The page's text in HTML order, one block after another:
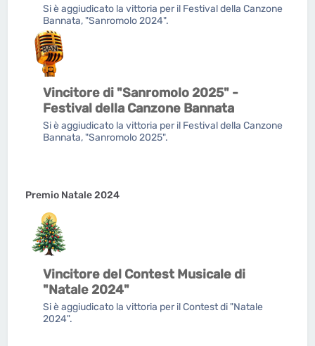
Si è aggiudicato la vittoria per il Festival della Canzone
Bannata, "Sanromolo 2024".
Vincitore di "Sanromolo 2025" -
Festival della Canzone Bannata
Si è aggiudicato la vittoria per il Festival della Canzone
Bannata, "Sanromolo 2025".
Premio Natale 2024
Vincitore del Contest Musicale di
"Natale 2024"
Si è aggiudicato la vittoria per il Contest di "Natale
2024".